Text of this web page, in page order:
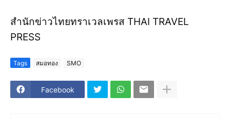
สำนักข่าวไทยทราเวลเพรส THAI TRAVEL
PRESS
Tags สมอทอง SMO
Facebook